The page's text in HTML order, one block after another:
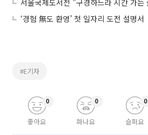
‘경험 無도 환영’ 첫 일자리 도전 설명서
#E기자
좋아요
0
화나요
0
슬퍼요
0